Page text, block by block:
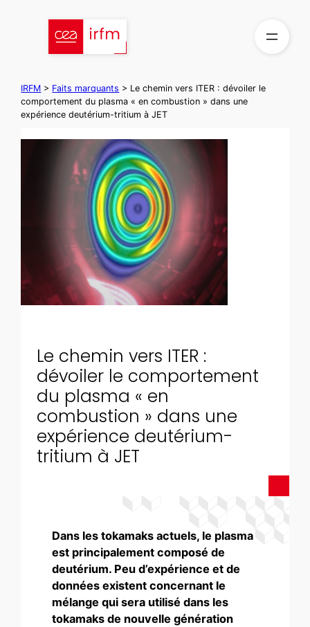
IRFM > Faits marquants > Le chemin vers ITER : dévoiler le
comportement du plasma « en combustion » dans une
expérience deutérium-tritium à JET
Le chemin vers ITER :
dévoiler le comportement
du plasma « en
combustion » dans une
expérience deutérium-
tritium à JET
Dans les tokamaks actuels, le plasma
est principalement composé de
deutérium. Peu d’expérience et de
données existent concernant le
mélange qui sera utilisé dans les
tokamaks de nouvelle génération